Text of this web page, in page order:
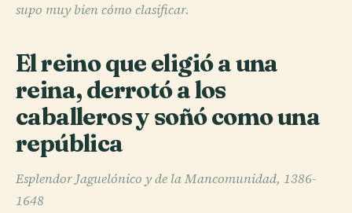
supo muy bien cómo clasificar.
El reino que eligió a una
reina, derrotó a los
caballeros y soñó como una
república
Esplendor Jaguelónico y de la Mancomunidad, 1386-
1648